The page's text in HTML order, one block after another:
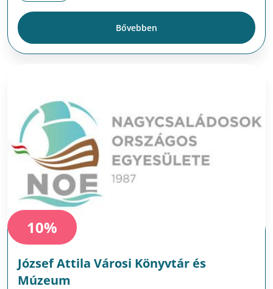
Bővebben
10%
József Attila Városi Könyvtár és
Múzeum